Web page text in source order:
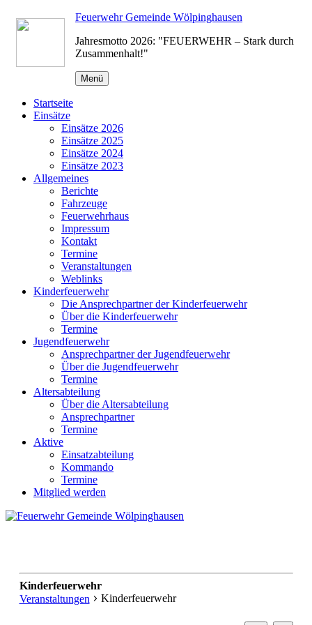
Zum
Inhalt
Feuerwehr Gemeinde Wölpinghausen
Jahresmotto 2026: "FEUERWEHR – Stark durch
Zusammenhalt!"
Menü
Startseite
Einsätze
Einsätze 2026
Einsätze 2025
Einsätze 2024
Einsätze 2023
Allgemeines
Berichte
Fahrzeuge
Feuerwehrhaus
Impressum
Kontakt
Termine
Veranstaltungen
Weblinks
Kinderfeuerwehr
Die Ansprechpartner der Kinderfeuerwehr
Über die Kinderfeuerwehr
Termine
Jugendfeuerwehr
Ansprechpartner der Jugendfeuerwehr
Über die Jugendfeuerwehr
Termine
Altersabteilung
Über die Altersabteilung
Ansprechpartner
Termine
Aktive
Einsatzabteilung
Kommando
Termine
Mitglied werden
Kinderfeuerwehr
Veranstaltungen
Kinderfeuerwehr